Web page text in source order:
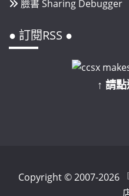
臉書 Sharing Debugger
● 訂閱RSS ●
↑ 請
Copyright © 2007-2026